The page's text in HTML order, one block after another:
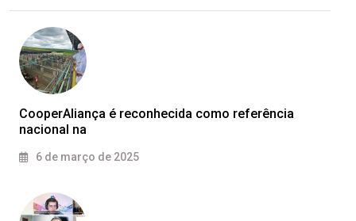
CooperAliança é reconhecida como referência
nacional na
6 de março de 2025